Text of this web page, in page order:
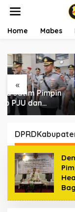
Home Mabes
«
Rakernis
Kalsel 2026,
Internalisasi